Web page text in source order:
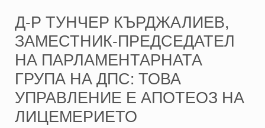
Д-Р ТУНЧЕР КЪРДЖАЛИЕВ,
ЗАМЕСТНИК-ПРЕДСЕДАТЕЛ
НА ПАРЛАМЕНТАРНАТА
ГРУПА НА ДПС: ТОВА
УПРАВЛЕНИЕ Е АПОТЕОЗ НА
ЛИЦЕМЕРИЕТО